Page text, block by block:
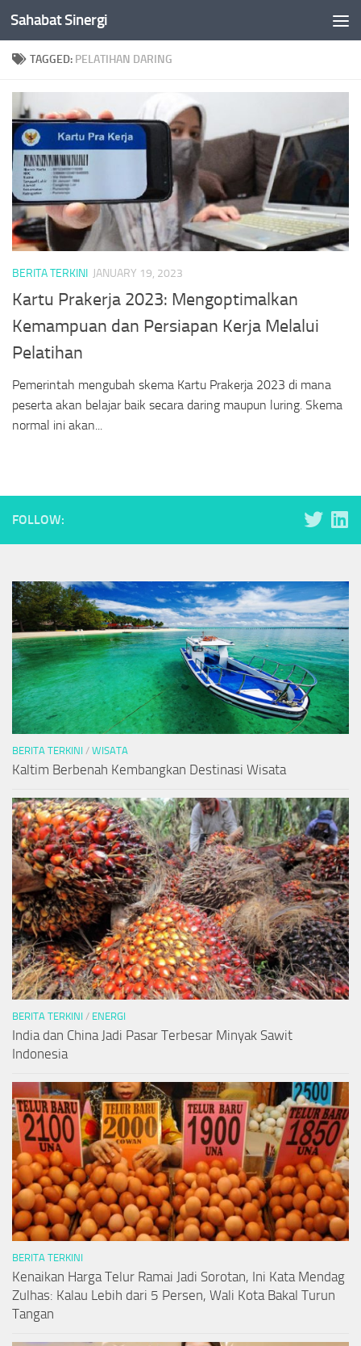
Skip to content
Sahabat Sinergi
TAGGED: PELATIHAN DARING
BERITA TERKINI JANUARY 19, 2023
Kartu Prakerja 2023: Mengoptimalkan
Kemampuan dan Persiapan Kerja Melalui
Pelatihan
Pemerintah mengubah skema Kartu Prakerja 2023 di mana
peserta akan belajar baik secara daring maupun luring. Skema
normal ini akan...
FOLLOW:
BERITA TERKINI / WISATA
Kaltim Berbenah Kembangkan Destinasi Wisata
BERITA TERKINI / ENERGI
India dan China Jadi Pasar Terbesar Minyak Sawit
Indonesia
BERITA TERKINI
Kenaikan Harga Telur Ramai Jadi Sorotan, Ini Kata Mendag
Zulhas: Kalau Lebih dari 5 Persen, Wali Kota Bakal Turun
Tangan